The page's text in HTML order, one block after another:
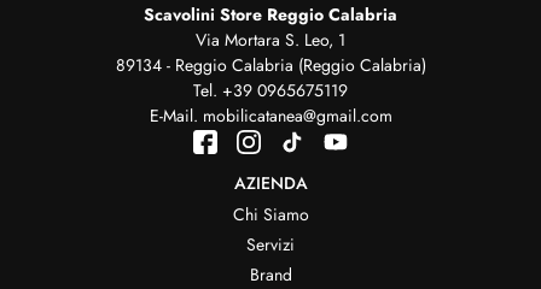
Scavolini Store Reggio Calabria
Via Mortara S. Leo, 1
89134 - Reggio Calabria (Reggio Calabria)
Tel. +39 0965675119
E-Mail. mobilicatanea@gmail.com
AZIENDA
Chi Siamo
Servizi
Brand